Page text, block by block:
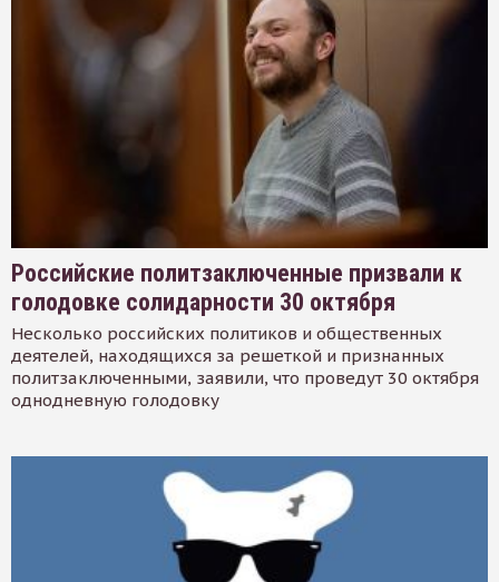
Российские политзаключенные призвали к
голодовке солидарности 30 октября
Несколько российских политиков и общественных
деятелей, находящихся за решеткой и признанных
политзаключенными, заявили, что проведут 30 октября
однодневную голодовку